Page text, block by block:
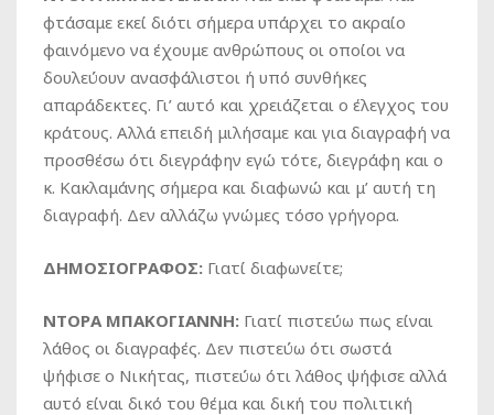
φτάσαμε εκεί διότι σήμερα υπάρχει το ακραίο
φαινόμενο να έχουμε ανθρώπους οι οποίοι να
δουλεύουν ανασφάλιστοι ή υπό συνθήκες
απαράδεκτες. Γι’ αυτό και χρειάζεται ο έλεγχος του
κράτους. Αλλά επειδή μιλήσαμε και για διαγραφή να
προσθέσω ότι διεγράφην εγώ τότε, διεγράφη και ο
κ. Κακλαμάνης σήμερα και διαφωνώ και μ’ αυτή τη
διαγραφή. Δεν αλλάζω γνώμες τόσο γρήγορα.
ΔΗΜΟΣΙΟΓΡΑΦΟΣ: Γιατί διαφωνείτε;
ΝΤΟΡΑ ΜΠΑΚΟΓΙΑΝΝΗ: Γιατί πιστεύω πως είναι
λάθος οι διαγραφές. Δεν πιστεύω ότι σωστά
ψήφισε ο Νικήτας, πιστεύω ότι λάθος ψήφισε αλλά
αυτό είναι δικό του θέμα και δική του πολιτική